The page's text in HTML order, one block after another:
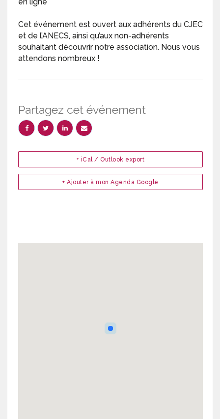
Cet événement est ouvert aux adhérents du CJEC
et de l’ANECS, ainsi qu’aux non-adhérents
souhaitant découvrir notre association. Nous vous
attendons nombreux !
Partagez cet événement
+ Ajouter à mon Agenda Google
+ iCal / Outlook export